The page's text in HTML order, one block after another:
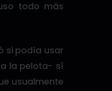
todo más
si podía usar
la pelota- sí
usualmente